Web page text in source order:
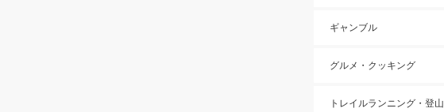
ギャンブル
グルメ・クッキング
トレイルランニング・登山